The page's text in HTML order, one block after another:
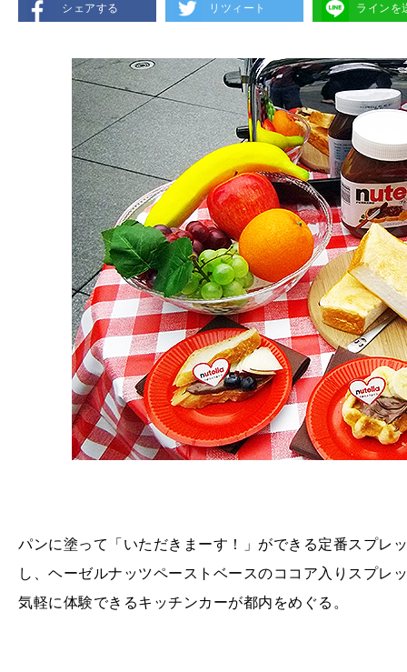
シェアする リツィート ラインを
パンに塗って「いただきまーす！」ができる定番スプレ
し、ヘーゼルナッツペーストベースのココア入りスプレ
気軽に体験できるキッチンカーが都内をめぐる。